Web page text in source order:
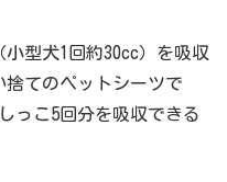
型犬1回約30cc）を吸収
捨てのペットシーツで
っこ5回分を吸収できる